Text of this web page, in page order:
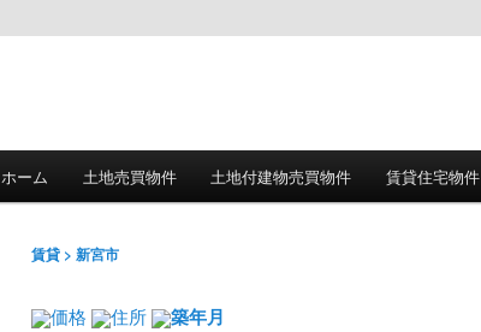
下地ハウジングHP
ホーム 土地売買物件 土地付建物売買物件 賃貸住宅物件
賃貸 > 新宮市
価格 住所 築年月